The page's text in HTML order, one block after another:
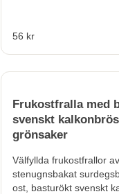
56 kr
Frukostfralla med
svenskt
grönsaker
Välfyllda frukostfrallor
stenugnsbakat
ost, basturökt svenskt